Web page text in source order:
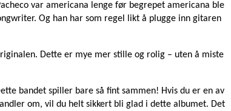
var americana lenge før begrepet americana ble
Og han har som regel likt å plugge inn gitaren
Dette er mye mer stille og rolig – uten å miste
bandet spiller bare så fint sammen! Hvis du er en av
om, vil du helt sikkert bli glad i dette albumet. Det